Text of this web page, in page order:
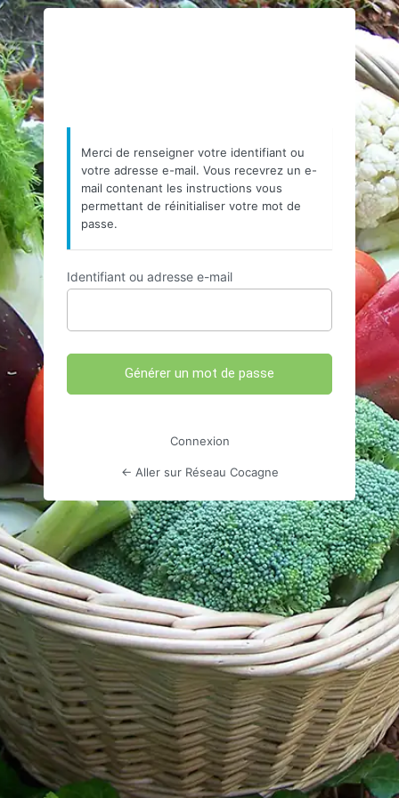
Mot
de
passe
oublié
https://
Merci de renseigner votre identifiant ou
votre adresse e-mail. Vous recevrez un e-
mail contenant les instructions vous
permettant de réinitialiser votre mot de
passe.
Identifiant ou adresse e-mail
Connexion
← Aller sur Réseau Cocagne